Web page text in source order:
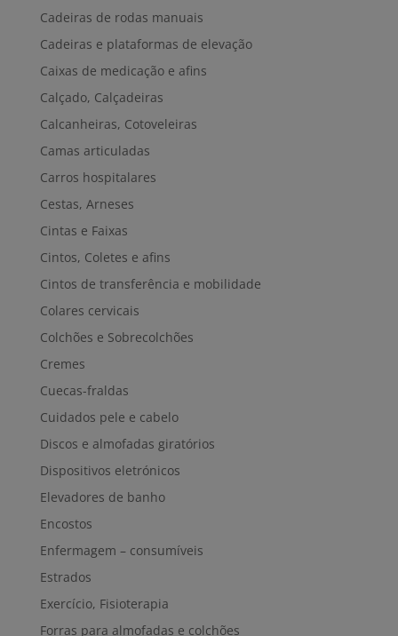
Cadeiras de rodas manuais
Cadeiras e plataformas de elevação
Caixas de medicação e afins
Calçado, Calçadeiras
Calcanheiras, Cotoveleiras
Camas articuladas
Carros hospitalares
Cestas, Arneses
Cintas e Faixas
Cintos, Coletes e afins
Cintos de transferência e mobilidade
Colares cervicais
Colchões e Sobrecolchões
Cremes
Cuecas-fraldas
Cuidados pele e cabelo
Discos e almofadas giratórios
Dispositivos eletrónicos
Elevadores de banho
Encostos
Enfermagem – consumíveis
Estrados
Exercício, Fisioterapia
Forras para almofadas e colchões